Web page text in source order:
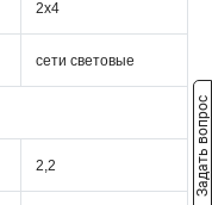
2х4
сети световые
2,2 Задать вопрос